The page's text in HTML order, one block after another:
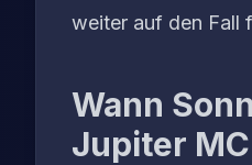
weiter auf den Fall
Wann
Jupiter